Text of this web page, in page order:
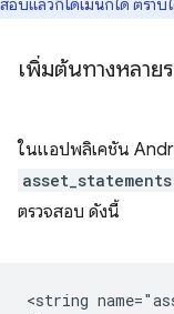
สอบแล้วกี่โดเมนก็ได้ ตรา
เพิ่มต้นทางหลาย
ในแอปพลิเคชัน
asset_statements
ตรวจสอบ ดังนี้
<string